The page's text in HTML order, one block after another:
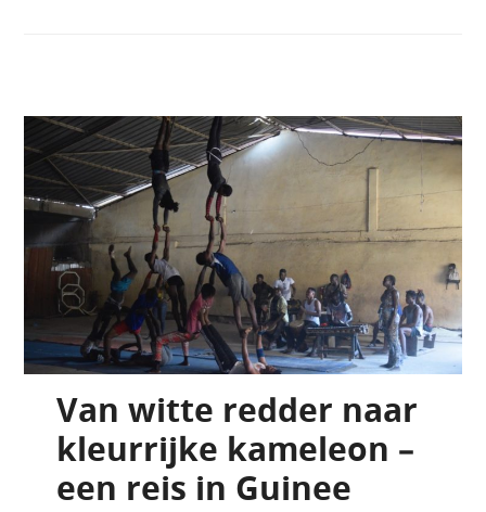
Van witte redder naar
kleurrijke kameleon –
een reis in Guinee